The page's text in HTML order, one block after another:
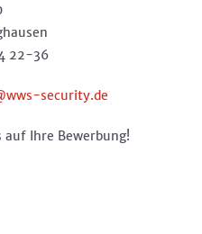
22-36
security.de
Ihre Bewerbung!